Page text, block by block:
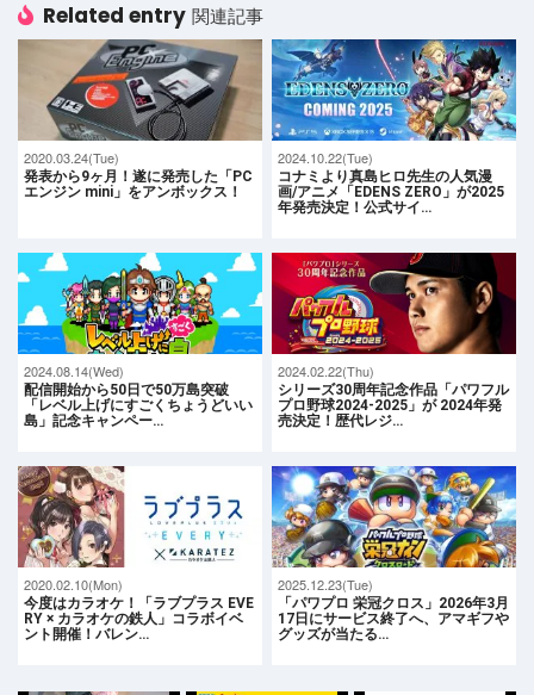
Related entry 関連記事
2020.03.24(Tue)
発表から9ヶ月！遂に発売した「PC
エンジン mini」をアンボックス！
2024.10.22(Tue)
コナミより真島ヒロ先生の人気漫
画/アニメ「EDENS ZERO」が2025
年発売決定！公式サイ…
2024.08.14(Wed)
配信開始から50日で50万島突破
「レベル上げにすごくちょうどいい
島」記念キャンペー…
2024.02.22(Thu)
シリーズ30周年記念作品「パワフル
プロ野球2024-2025」が 2024年発
売決定！歴代レジ…
2020.02.10(Mon)
今度はカラオケ！「ラブプラス EVE
RY × カラオケの鉄人」コラボイベ
ント開催！バレン…
2025.12.23(Tue)
「パワプロ 栄冠クロス」2026年3月
17日にサービス終了へ、アマギフや
グッズが当たる…